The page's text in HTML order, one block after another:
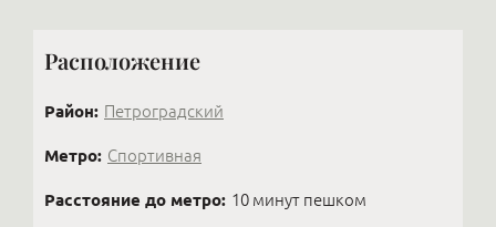
Расположение
Район: Петроградский
Метро: Спортивная
Расстояние до метро: 10 минут пешком